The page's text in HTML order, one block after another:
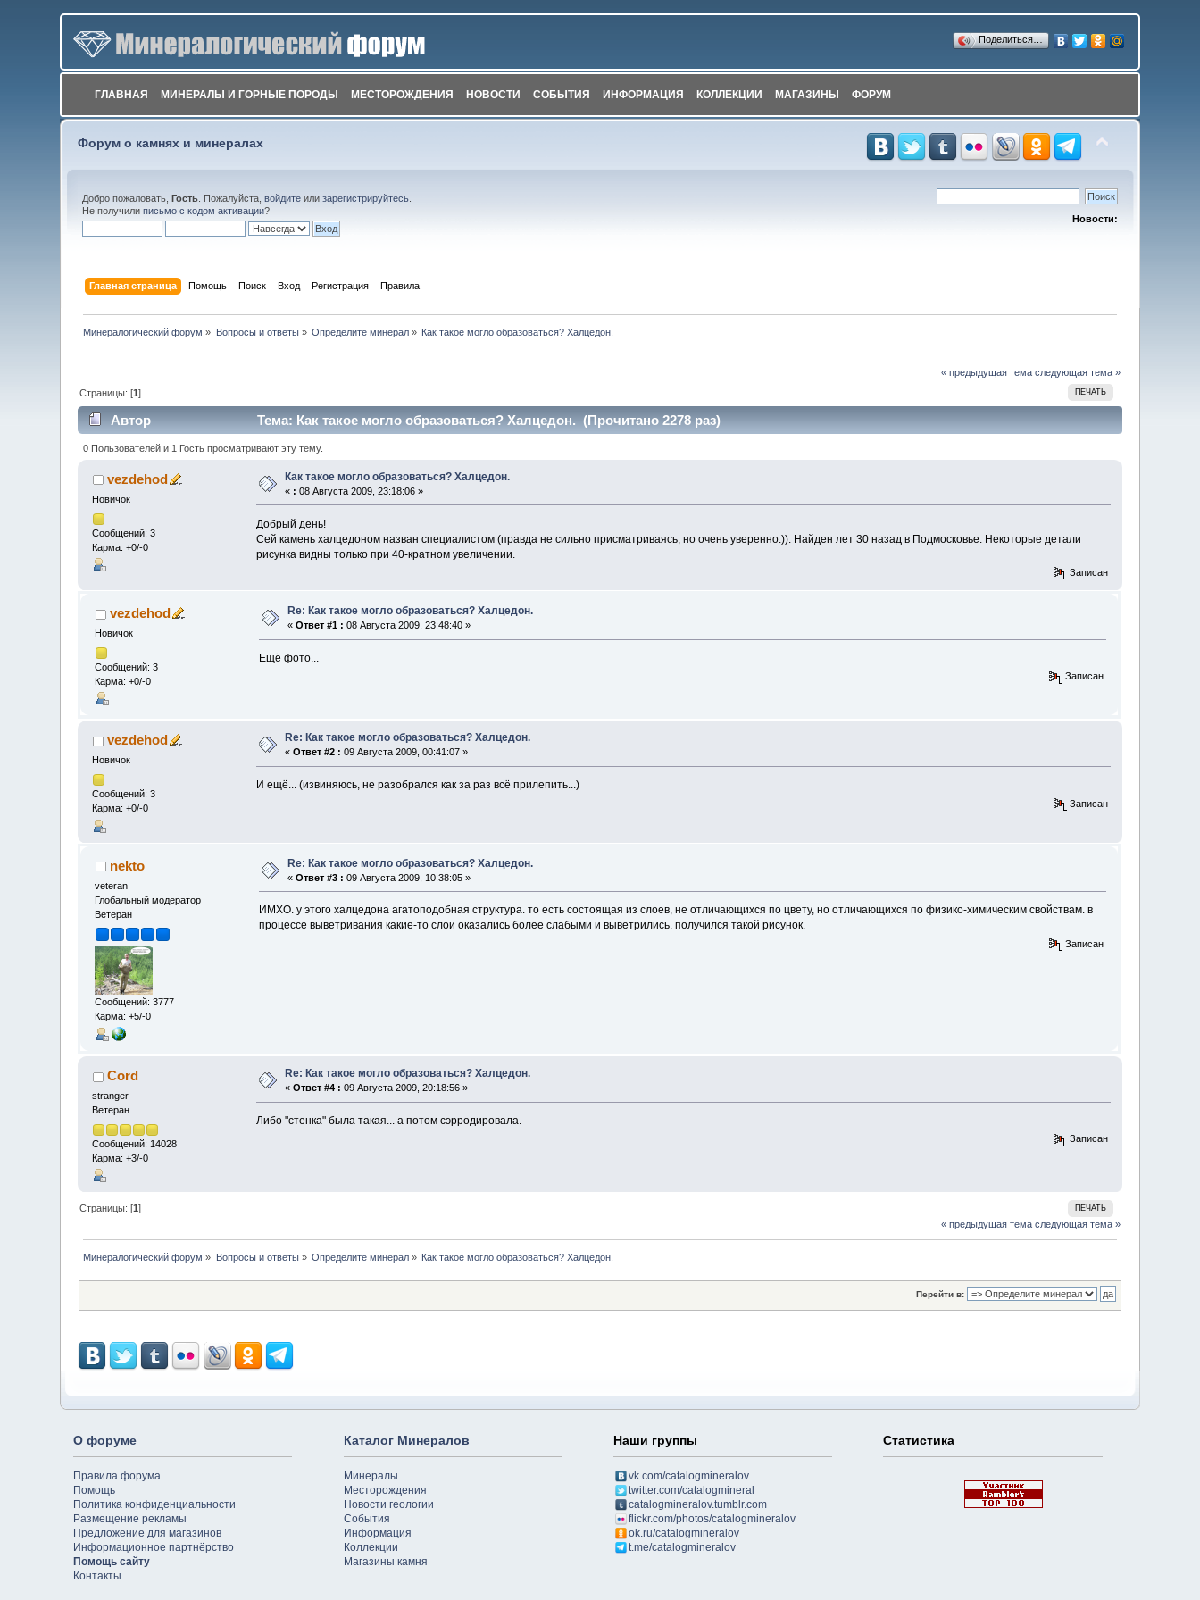
Поделиться…
ГЛАВНАЯ МИНЕРАЛЫ И ГОРНЫЕ ПОРОДЫ МЕСТОРОЖДЕНИЯ НОВОСТИ СОБЫТИЯ ИНФОРМАЦИЯ КОЛЛЕКЦИИ МАГАЗИНЫ ФОРУМ
Форум о камнях и минералах
Добро пожаловать,Гость . Пожалуйста,войдите илизарегистрируйтесь
Не получилиписьмо с кодом активации?
Новости:
Главная страница Помощь Поиск Вход Регистрация Правила
Минералогический форум » Вопросы и ответы» Определите минерал » Как такое могло образоваться? Халцедон.
« предыдущая тема следующая тема »
ПЕЧАТЬ
Страницы: [1]
Автор Тема: Как такое могло образоваться? Халцедон. (Прочитано 2278 раз)
0 Пользователей и 1 Гость просматривают эту тему.
vezdehod
Новичок
Сообщений: 3
Карма: +0/-0
Как такое могло образоваться? Халцедон.
« : 08 Августа 2009, 23:18:06 »
Добрый день!
Сей камень халцедоном назван специалистом (правда не сильно присматриваясь, но очень уверенно:)). Найден лет 30 назад в Подмосковье. Некоторые детали
рисунка видны только при 40-кратном увеличении.
Записан
vezdehod
Новичок
Сообщений: 3
Карма: +0/-0
Re: Как такое могло образоваться? Халцедон.
«Ответ #1 : 08 Августа 2009, 23:48:40 »
Ещё фото...
Записан
vezdehod
Новичок
Сообщений: 3
Карма: +0/-0
Re: Как такое могло образоваться? Халцедон.
«Ответ #2 : 09 Августа 2009, 00:41:07 »
И ещё... (извиняюсь, не разобрался как за раз всё прилепить...)
Записан
nekto
veteran
Глобальный модератор
Ветеран
Сообщений: 3777
Карма: +5/-0
Re: Как такое могло образоваться? Халцедон.
«Ответ #3 : 09 Августа 2009, 10:38:05 »
ИМХО. у этого халцедона агатоподобная структура. то есть состоящая из слоев, не отличающихся по цвету, но отличающихся по физико-химическим свойствам. в
процессе выветривания какие-то слои оказались более слабыми и выветрились. получился такой рисунок.
Записан
Cord
stranger
Ветеран
Сообщений: 14028
Карма: +3/-0
Re: Как такое могло образоваться? Халцедон.
«Ответ #4 : 09 Августа 2009, 20:18:56 »
Либо "стенка" была такая... а потом сэрродировала.
Записан
ПЕЧАТЬ
Страницы: [1]
« предыдущая тема следующая тема »
Минералогический форум » Вопросы и ответы» Определите минерал » Как такое могло образоваться? Халцедон.
Перейти в:
О форуме
Правила форума
Помощь
Политика конфиденциальности
Размещение рекламы
Предложение для магазинов
Информационное партнёрство
Помощь сайту
Контакты
Каталог Минералов
Минералы
Месторождения
Новости геологии
События
Информация
Коллекции
Магазины камня
Наши группы
vk.com/catalogmineralov
twitter.com/catalogmineral
catalogmineralov.tumblr.com
flickr.com/photos/catalogmineralov
ok.ru/catalogmineralov
t.me/catalogmineralov
Статистика